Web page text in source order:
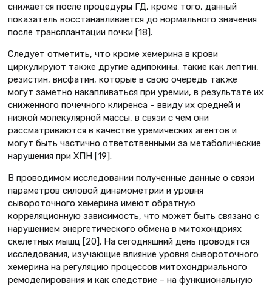
снижается после процедуры ГД, кроме того, данный
показатель восстанавливается до нормального значения
после трансплантации почки [18].
Следует отметить, что кроме хемерина в крови
циркулируют также другие адипокины, такие как лептин,
резистин, висфатин, которые в свою очередь также
могут заметно накапливаться при уремии, в результате их
сниженного почечного клиренса – ввиду их средней и
низкой молекулярной массы, в связи с чем они
рассматриваются в качестве уремических агентов и
могут быть частично ответственными за метаболические
нарушения при ХПН [19].
В проводимом исследовании полученные данные о связи
параметров силовой динамометрии и уровня
сывороточного хемерина имеют обратную
корреляционную зависимость, что может быть связано с
нарушением энергетического обмена в митохондриях
скелетных мышц [20]. На сегодняшний день проводятся
исследования, изучающие влияние уровня сывороточного
хемерина на регуляцию процессов митохондриального
ремоделирования и как следствие – на функциональную